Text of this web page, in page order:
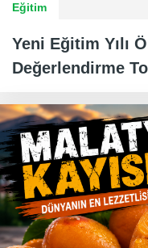
Eğitim
Yeni Eğitim Yılı
Değerlendirme